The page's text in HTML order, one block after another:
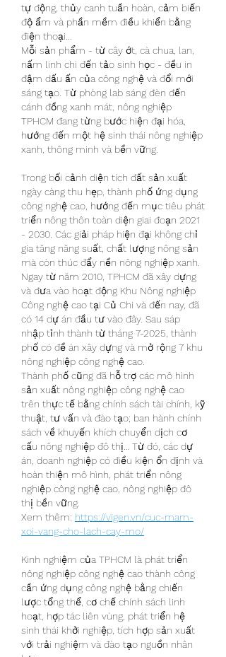
tự động, thủy canh tuần hoàn, cảm biến
độ ẩm và phần mềm điều khiển bằng
điện thoại...
Mỗi sản phẩm - từ cây ớt, cà chua, lan,
nấm linh chi đến tảo sinh học - đều in
đậm dấu ấn của công nghệ và đổi mới
sáng tạo. Từ phòng lab sáng đèn đến
cánh đồng xanh mát, nông nghiệp
TPHCM đang từng bước hiện đại hóa,
hướng đến một hệ sinh thái nông nghiệp
xanh, thông minh và bền vững.
Trong bối cảnh diện tích đất sản xuất
ngày càng thu hẹp, thành phố ứng dụng
công nghệ cao, hướng đến mục tiêu phát
triển nông thôn toàn diện giai đoạn 2021
- 2030. Các giải pháp hiện đại không chỉ
gia tăng năng suất, chất lượng nông sản
mà còn thúc đẩy nền nông nghiệp xanh.
Ngay từ năm 2010, TPHCM đã xây dựng
và đưa vào hoạt động Khu Nông nghiệp
Công nghệ cao tại Củ Chi và đến nay, đã
có 14 dự án đầu tư vào đây. Sau sáp
nhập tỉnh thành từ tháng 7-2025, thành
phố có đề án xây dựng và mở rộng 7 khu
nông nghiệp công nghệ cao.
Thành phố cũng đã hỗ trợ các mô hình
sản xuất nông nghiệp công nghệ cao
trên thực tế bằng chính sách tài chính, kỹ
thuật, tư vấn và đào tạo; ban hành chính
sách về khuyến khích chuyển dịch cơ
cấu nông nghiệp đô thị… Từ đó, các dự
án, doanh nghiệp có điều kiện ổn định và
hoàn thiện mô hình, phát triển nông
nghiệp công nghệ cao, nông nghiệp đô
thị bền vững.
Xem thêm: https://vigen.vn/cuc-mam-
xoi-vang-cho-lach-cay-mo/
Kinh nghiệm của TPHCM là phát triển
nông nghiệp công nghệ cao thành công
cần ứng dụng công nghệ bằng chiến
lược tổng thể, cơ chế chính sách linh
hoạt, hợp tác liên vùng, phát triển hệ
sinh thái khởi nghiệp, tích hợp sản xuất
với trải nghiệm và đào tạo nguồn nhân